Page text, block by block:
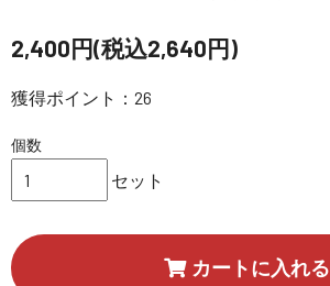
定期配信!
サポート・Q&A / 法人・学生のお客様
2,400円(税込2,640円)
獲得ポイント：26
個数
セット
カートに入れる